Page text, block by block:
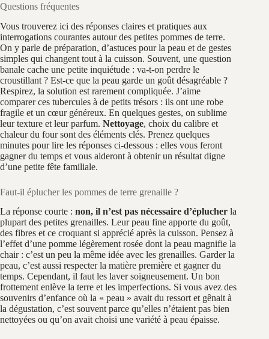
Questions fréquentes
Vous trouverez ici des réponses claires et pratiques aux
interrogations courantes autour des petites pommes de terre.
On y parle de préparation, d’astuces pour la peau et de gestes
simples qui changent tout à la cuisson. Souvent, une question
banale cache une petite inquiétude : va-t-on perdre le
croustillant ? Est-ce que la peau garde un goût désagréable ?
Respirez, la solution est rarement compliquée. J’aime
comparer ces tubercules à de petits trésors : ils ont une robe
fragile et un cœur généreux. En quelques gestes, on sublime
leur texture et leur parfum. Nettoyage, choix du calibre et
chaleur du four sont des éléments clés. Prenez quelques
minutes pour lire les réponses ci-dessous : elles vous feront
gagner du temps et vous aideront à obtenir un résultat digne
d’une petite fête familiale.
Faut-il éplucher les pommes de terre grenaille ?
La réponse courte : non, il n’est pas nécessaire d’éplucher la
plupart des petites grenailles. Leur peau fine apporte du goût,
des fibres et ce croquant si apprécié après la cuisson. Pensez à
l’effet d’une pomme légèrement rosée dont la peau magnifie la
chair : c’est un peu la même idée avec les grenailles. Garder la
peau, c’est aussi respecter la matière première et gagner du
temps. Cependant, il faut les laver soigneusement. Un bon
frottement enlève la terre et les imperfections. Si vous avez des
souvenirs d’enfance où la « peau » avait du ressort et gênait à
la dégustation, c’est souvent parce qu’elles n’étaient pas bien
nettoyées ou qu’on avait choisi une variété à peau épaisse.